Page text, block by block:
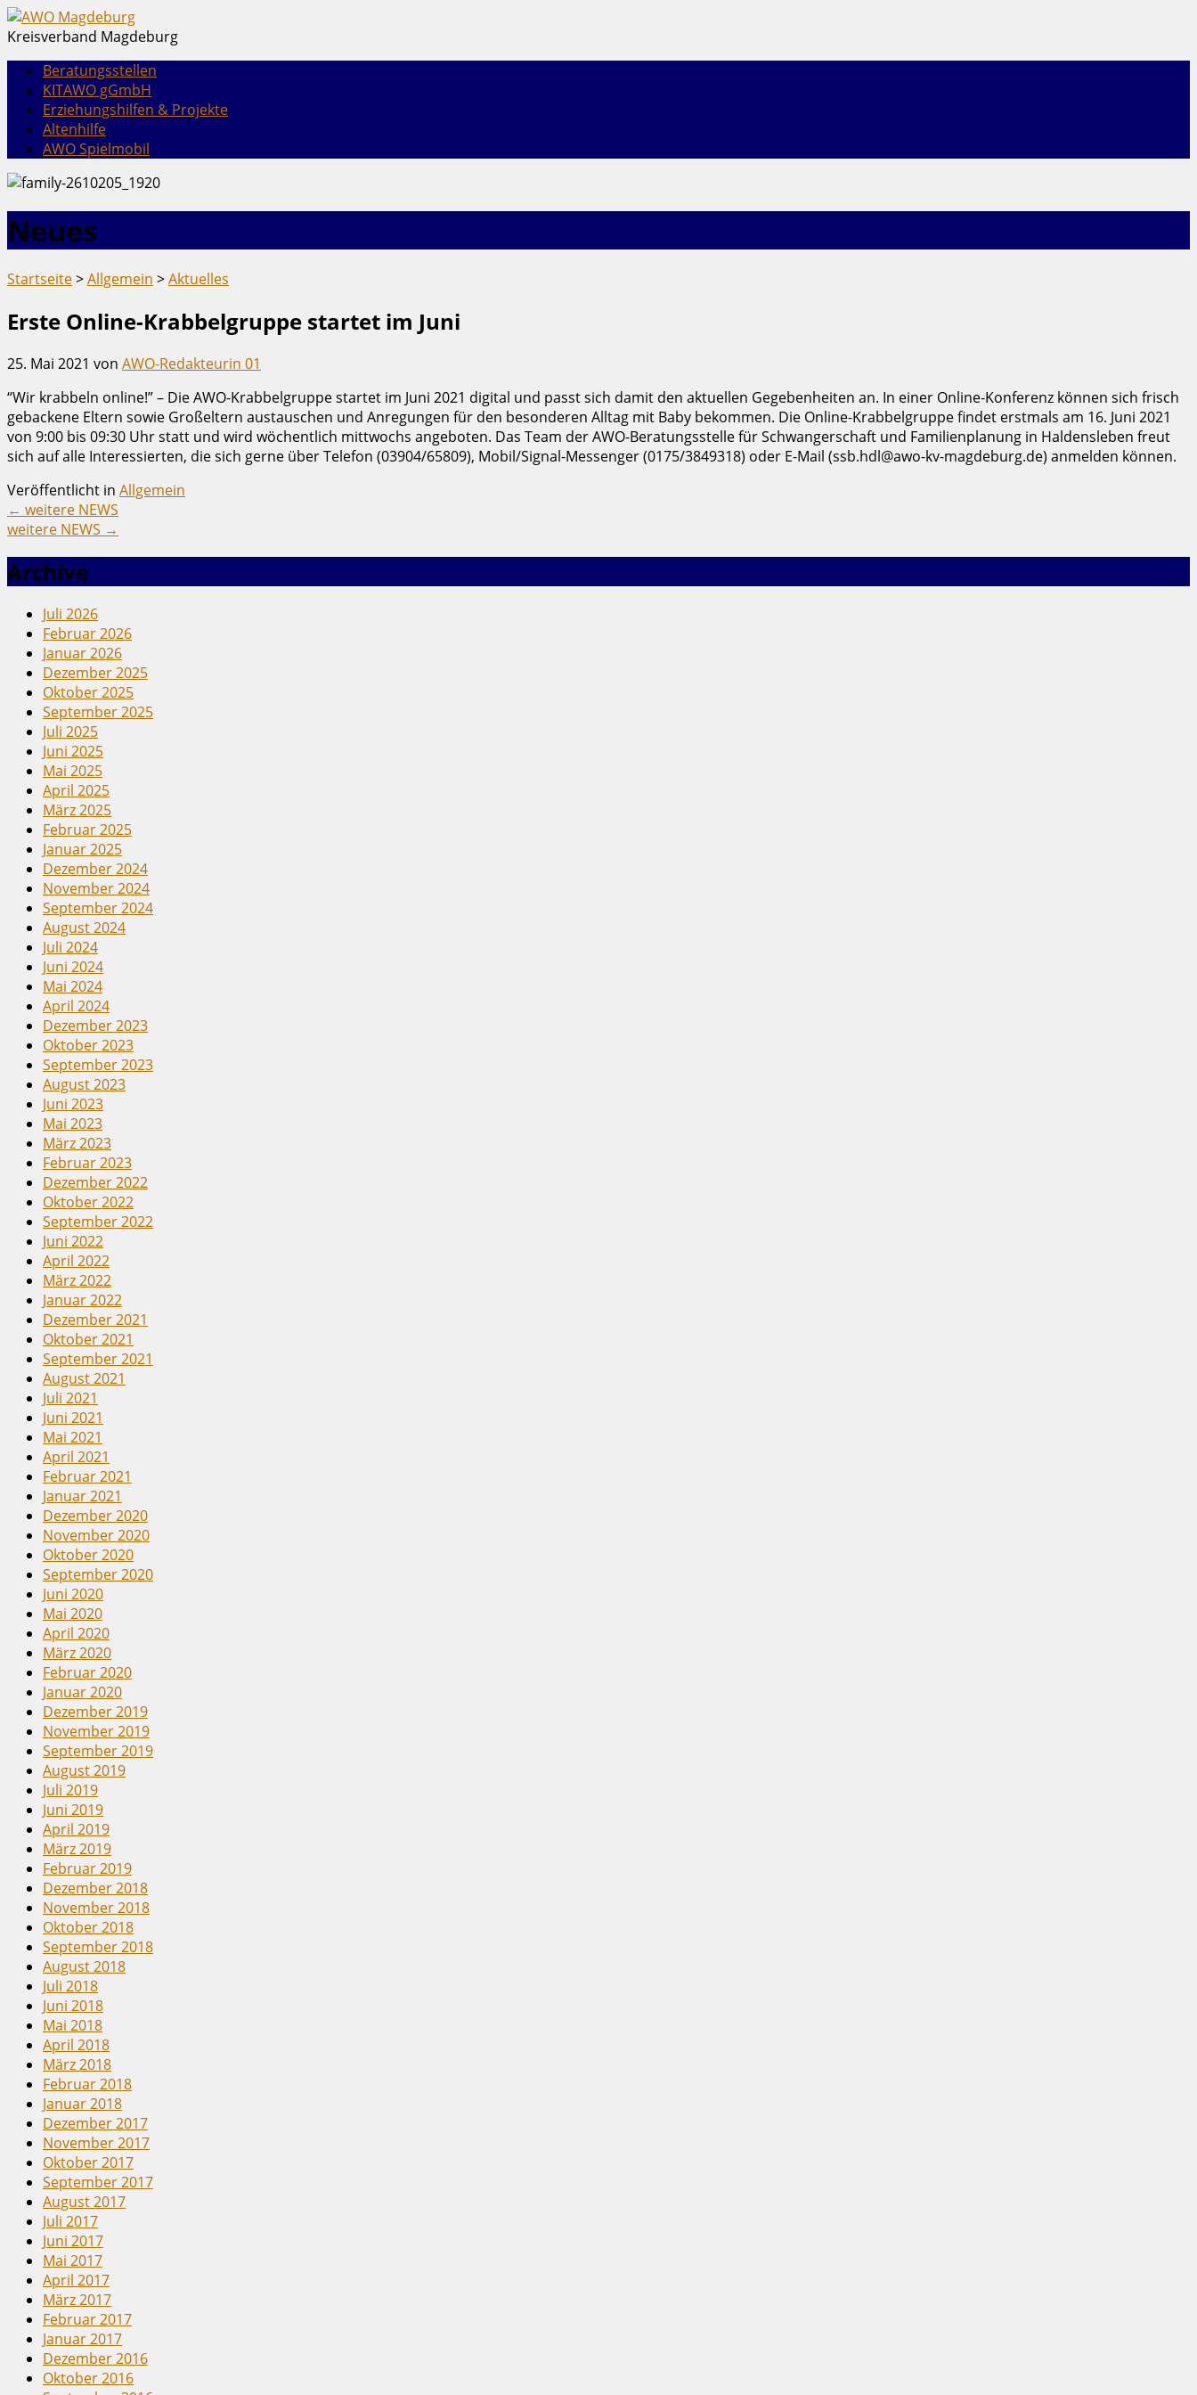
Kreisverband Magdeburg
Beratungsstellen
KITAWO gGmbH
Erziehungshilfen & Projekte
Altenhilfe
AWO Spielmobil
Neues
Startseite>Allgemein >Aktuelles
Erste Online-Krabbelgruppe startet im Juni
25. Mai 2021 von AWO-Redakteurin 01
“Wir krabbeln online!” – Die AWO-Krabbelgruppe startet im Juni 2021 digital und passt sich damit den aktuellen Gegebenheiten an. In einer Online-Konferenz können sich frisch
gebackene Eltern sowie Großeltern austauschen und Anregungen für den besonderen Alltag mit Baby bekommen. Die Online-Krabbelgruppe findet erstmals am 16. Juni 2021
von 9:00 bis 09:30 Uhr statt und wird wöchentlich mittwochs angeboten. Das Team der AWO-Beratungsstelle für Schwangerschaft und Familienplanung in Haldensleben freut
sich auf alle Interessierten, die sich gerne über Telefon (03904/65809), Mobil/Signal-Messenger (0175/3849318) oder E-Mail (ssb.hdl@awo-kv-magdeburg.de) anmelden können.
Veröffentlicht in Allgemein
← weitere NEWS
weitere NEWS →
Archive
Juli 2026
Februar 2026
Januar 2026
Dezember 2025
Oktober 2025
September 2025
Juli 2025
Juni 2025
Mai 2025
April 2025
März 2025
Februar 2025
Januar 2025
Dezember 2024
November 2024
September 2024
August 2024
Juli 2024
Juni 2024
Mai 2024
April 2024
Dezember 2023
Oktober 2023
September 2023
August 2023
Juni 2023
Mai 2023
März 2023
Februar 2023
Dezember 2022
Oktober 2022
September 2022
Juni 2022
April 2022
März 2022
Januar 2022
Dezember 2021
Oktober 2021
September 2021
August 2021
Juli 2021
Juni 2021
Mai 2021
April 2021
Februar 2021
Januar 2021
Dezember 2020
November 2020
Oktober 2020
September 2020
Juni 2020
Mai 2020
April 2020
März 2020
Februar 2020
Januar 2020
Dezember 2019
November 2019
September 2019
August 2019
Juli 2019
Juni 2019
April 2019
März 2019
Februar 2019
Dezember 2018
November 2018
Oktober 2018
September 2018
August 2018
Juli 2018
Juni 2018
Mai 2018
April 2018
März 2018
Februar 2018
Januar 2018
Dezember 2017
November 2017
Oktober 2017
September 2017
August 2017
Juli 2017
Juni 2017
Mai 2017
April 2017
März 2017
Februar 2017
Januar 2017
Dezember 2016
Oktober 2016